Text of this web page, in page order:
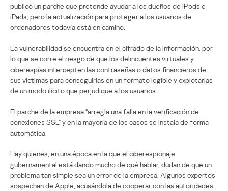
publicó un parche que pretende ayudar a los dueños de iPods e
iPads, pero la actualización para proteger a los usuarios de
ordenadores todavía está en camino.
La vulnerabilidad se encuentra en el cifrado de la información, por
lo que se corre el riesgo de que los delincuentes virtuales y
ciberespías intercepten las contraseñas o datos financieros de
sus víctimas para conseguirlas en un formato legible y explotarlas
de un modo ilícito que perjudique a los usuarios.
El parche de la empresa “arregla una falla en la verificación de
conexiones SSL” y en la mayoría de los casos se instala de forma
automática.
Hay quienes, en una época en la que el ciberespionaje
gubernamental está dando mucho de qué hablar, dudan de que un
problema tan simple sea un error de la empresa. Algunos expertos
sospechan de Apple, acusándola de cooperar con las autoridades